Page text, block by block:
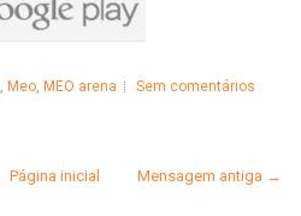
, Meo, MEO arena Sem comentários
Mensagem antiga →
Página inicial